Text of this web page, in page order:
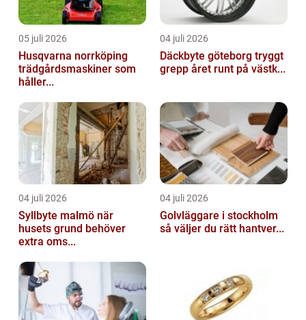
05 juli 2026
Husqvarna norrköping
trädgårdsmaskiner som
håller...
04 juli 2026
Däckbyte göteborg tryggt
grepp året runt på västk...
04 juli 2026
Syllbyte malmö när
husets grund behöver
extra oms...
04 juli 2026
Golvläggare i stockholm
så väljer du rätt hantver...